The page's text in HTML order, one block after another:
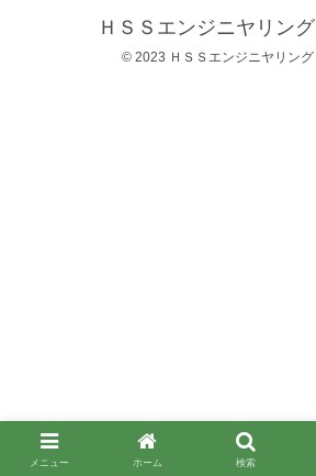
ＨＳＳエンジニヤリン
© 2023 ＨＳＳエンジニヤリング
メニュー ホーム 検索